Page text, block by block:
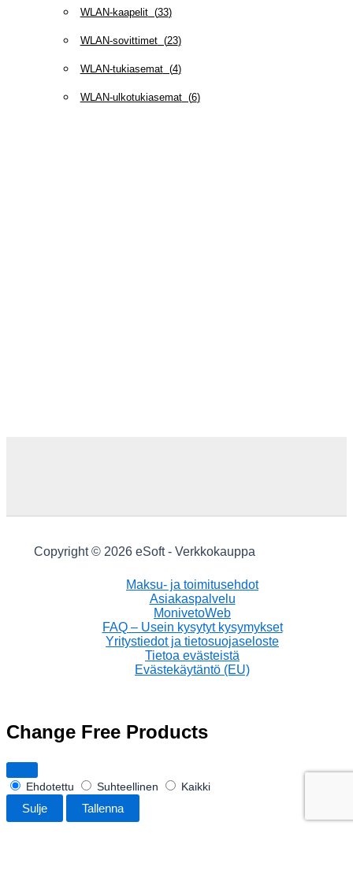
WLAN-kaapelit(33)
WLAN-sovittimet(23)
WLAN-tukiasemat(4)
WLAN-ulkotukiasemat(6)
Copyright © 2026 eSoft - Verkkokauppa
Maksu- ja toimitusehdot
Asiakaspalvelu
MonivetoWeb
FAQ – Usein kysytyt kysymykset
Yritystiedot ja tietosuojaseloste
Tietoa evästeistä
Evästekäytäntö (EU)
Change Free Products
Ehdotettu Suhteellinen Kaikki
Sulje Tallenna